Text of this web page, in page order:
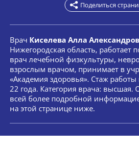
Поделиться
Врач Киселева Алла
Нижегородская область, работает
врач лечебной физкультуры,
взрослым врачом, принимает в
«Академия здоровья». Стаж работы
22 года. Категория врача: высшая.
всей более подробной
на этой странице ниже.